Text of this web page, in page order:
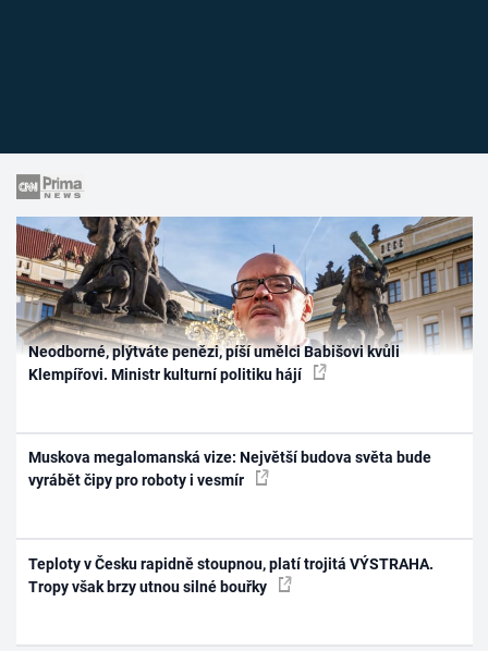
Neodborné, plýtváte penězi, píší umělci Babišovi kvůli
Klempířovi. Ministr kulturní politiku hájí
Muskova megalomanská vize: Největší budova světa bude
vyrábět čipy pro roboty i vesmír
Teploty v Česku rapidně stoupnou, platí trojitá VÝSTRAHA.
Tropy však brzy utnou silné bouřky